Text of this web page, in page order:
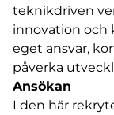
teknikdriven
innovation och
eget ansvar,
påverka
Ansökan
I den här